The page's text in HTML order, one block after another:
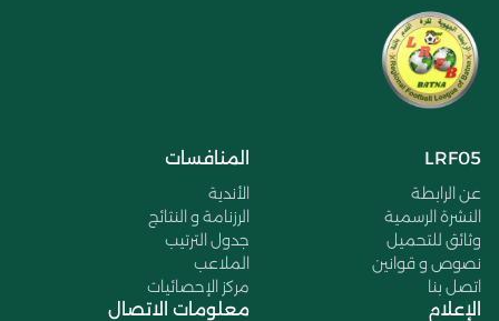
LRF05
عن الرابطة
النشرة الرسمية
وثائق للتحميل
نصوص و قوانين
اتصل بنا
المنافسات
الأندية
الرزنامة و النتائج
جدول الترتيب
الملاعب
مركز الإحصائيات
الإعلام معلومات الاتصال